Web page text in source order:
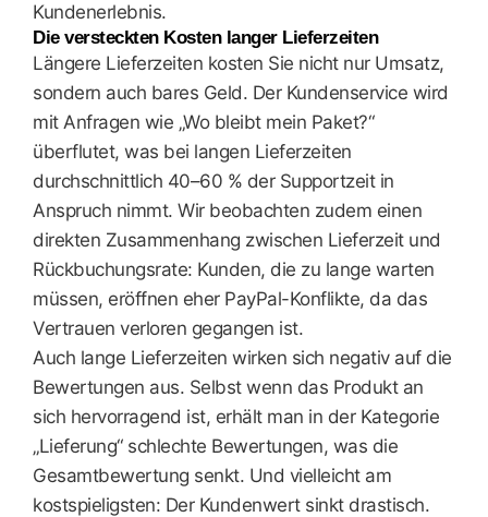
Kundenerlebnis.
Die versteckten Kosten langer Lieferzeiten
Längere Lieferzeiten kosten Sie nicht nur Umsatz,
sondern auch bares Geld. Der Kundenservice wird
mit Anfragen wie „Wo bleibt mein Paket?“
überflutet, was bei langen Lieferzeiten
durchschnittlich 40–60 % der Supportzeit in
Anspruch nimmt. Wir beobachten zudem einen
direkten Zusammenhang zwischen Lieferzeit und
Rückbuchungsrate: Kunden, die zu lange warten
müssen, eröffnen eher PayPal-Konflikte, da das
Vertrauen verloren gegangen ist.
Auch lange Lieferzeiten wirken sich negativ auf die
Bewertungen aus. Selbst wenn das Produkt an
sich hervorragend ist, erhält man in der Kategorie
„Lieferung“ schlechte Bewertungen, was die
Gesamtbewertung senkt. Und vielleicht am
kostspieligsten: Der Kundenwert sinkt drastisch.